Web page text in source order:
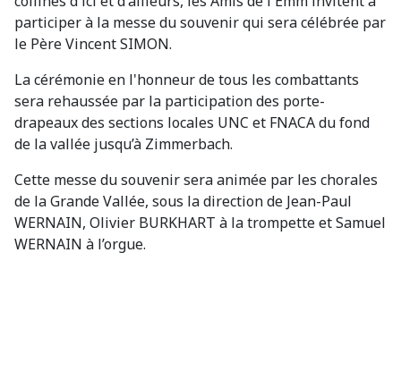
participer à la messe du souvenir qui sera célébrée par
le Père Vincent SIMON.
La cérémonie en l'honneur de tous les combattants
sera rehaussée par la participation des porte-
drapeaux des sections locales UNC et FNACA du fond
de la vallée jusqu’à Zimmerbach.
Cette messe du souvenir sera animée par les chorales
de la Grande Vallée, sous la direction de Jean-Paul
WERNAIN, Olivier BURKHART à la trompette et Samuel
WERNAIN à l’orgue.